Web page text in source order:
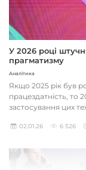
У 2026 році
прагматизму
Аналітика
Якщо 2025 рік був
працездатність, то
застосування цих
02.01.26 6 526